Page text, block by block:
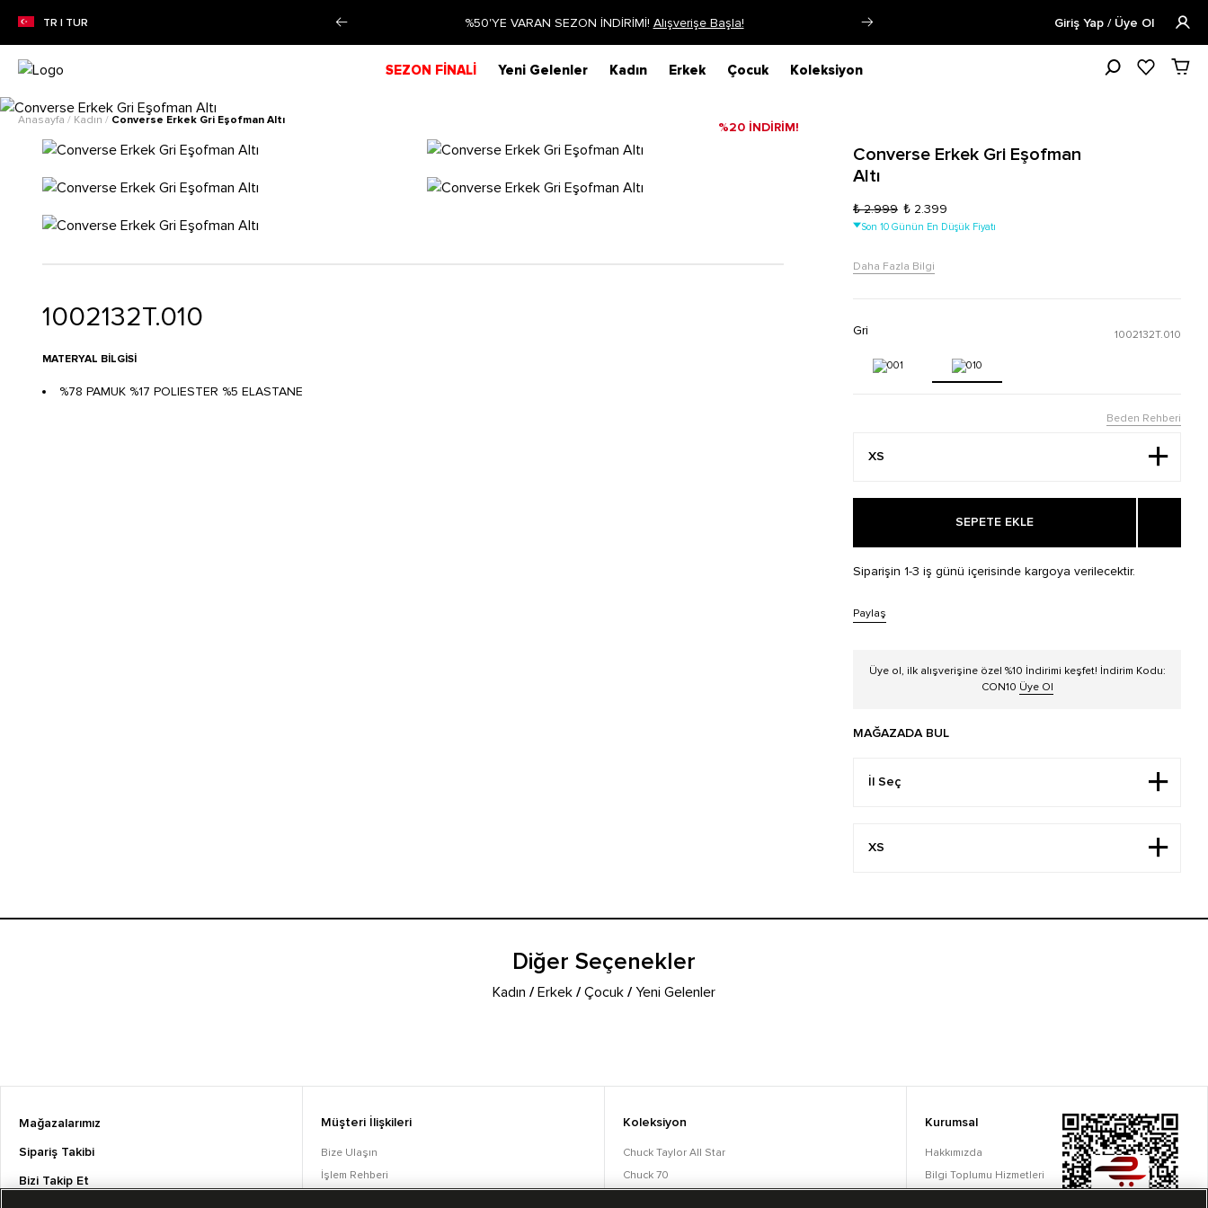
TR | TUR
Daha Fazla Bilgi %50'YE VARAN SEZON İNDİRİMİ!Alışverişe Başla! Siparişin 1-3 iş günü içerisinde kargoya verilecektir.Daha
Giriş Yap / Üye Ol
SEZON FİNALİ Yeni Gelenler Kadın Erkek Çocuk Koleksiyon
Anasayfa / Kadın / Converse Erkek Gri Eşofman Altı %20 İNDİRİM!
1002132T.010
MATERYAL BILGISI
%78 PAMUK %17 POLIESTER %5 ELASTANE
Converse Erkek Gri Eşofman
Altı
₺ 2.999 ₺ 2.399
Son 10 Günün En Düşük Fiyatı
Daha Fazla Bilgi
Gri 1002132T.010
Beden Rehberi
SEPETE EKLE
Siparişin 1-3 iş günü içerisinde kargoya verilecektir.
Paylaş
Üye ol, ilk alışverişine özel %10 İndirimi keşfet! İndirim Kodu:
CON10 Üye Ol
MAĞAZADA BUL
Diğer Seçenekler
Kadın /Erkek /Çocuk /Yeni Gelenler
Mağazalarımız
Sipariş Takibi
Bizi Takip Et
Müşteri İlişkileri
Bize Ulaşın
İşlem Rehberi
Koleksiyon
Chuck Taylor All Star
Chuck 70
Kurumsal
Hakkımızda
Bilgi Toplumu Hizmetleri